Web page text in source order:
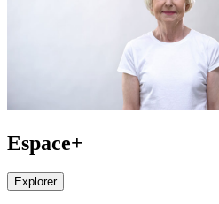
Espace+
Explorer